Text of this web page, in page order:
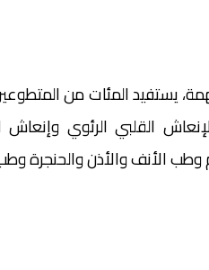
يستفيد المئات من
القلبي الرئوي
الأنف والأذن والحنجرة